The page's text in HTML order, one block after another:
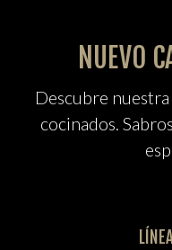
NUEVO
Descubre
cocinados.